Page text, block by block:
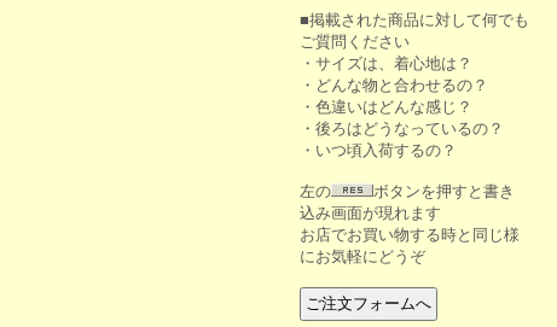
■掲載された商品に対して何でも
ご質問ください
・サイズは、着心地は？
・どんな物と合わせるの？
・色違いはどんな感じ？
・後ろはどうなっているの？
・いつ頃入荷するの？
左の
ボタンを押すと書き
込み画面が現れます
お店でお買い物する時と同じ様
にお気軽にどうぞ